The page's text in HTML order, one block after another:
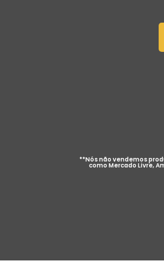
**Nós não vendemos
como Mercado Livre,